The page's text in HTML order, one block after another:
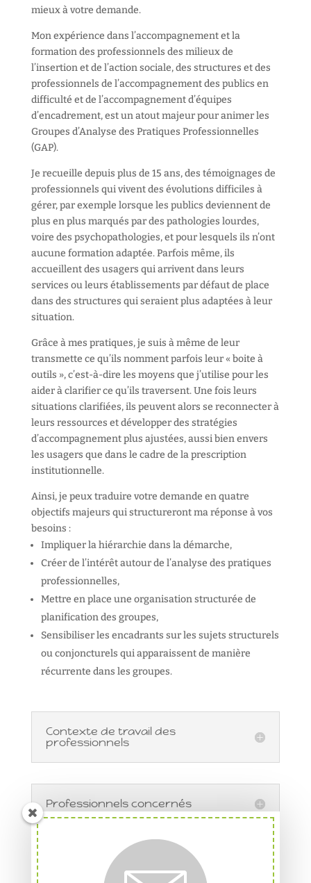
mieux à votre demande.
Mon expérience dans l’accompagnement et la
formation des professionnels des milieux de
l’insertion et de l’action sociale, des structures et des
professionnels de l’accompagnement des publics en
difficulté et de l’accompagnement d’équipes
d’encadrement, est un atout majeur pour animer les
Groupes d’Analyse des Pratiques Professionnelles
(GAP).
Je recueille depuis plus de 15 ans, des témoignages de
professionnels qui vivent des évolutions difficiles à
gérer, par exemple lorsque les publics deviennent de
plus en plus marqués par des pathologies lourdes,
voire des psychopathologies, et pour lesquels ils n’ont
aucune formation adaptée. Parfois même, ils
accueillent des usagers qui arrivent dans leurs
services ou leurs établissements par défaut de place
dans des structures qui seraient plus adaptées à leur
situation.
Grâce à mes pratiques, je suis à même de leur
transmette ce qu’ils nomment parfois leur « boite à
outils », c’est-à-dire les moyens que j’utilise pour les
aider à clarifier ce qu’ils traversent. Une fois leurs
situations clarifiées, ils peuvent alors se reconnecter à
leurs ressources et développer des stratégies
d’accompagnement plus ajustées, aussi bien envers
les usagers que dans le cadre de la prescription
institutionnelle.
Ainsi, je peux traduire votre demande en quatre
objectifs majeurs qui structureront ma réponse à vos
besoins :
Impliquer la hiérarchie dans la démarche,
Créer de l’intérêt autour de l’analyse des pratiques
professionnelles,
Mettre en place une organisation structurée de
planification des groupes,
Sensibiliser les encadrants sur les sujets structurels
ou conjoncturels qui apparaissent de manière
récurrente dans les groupes.
Contexte de travail des
professionnels
Professionnels concernés
Besoins courants des
professionnels